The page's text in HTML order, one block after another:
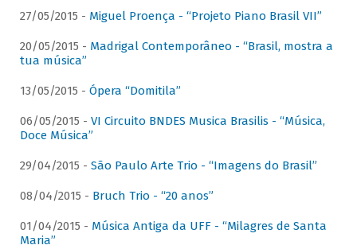
27/05/2015 - Miguel Proença - “Projeto Piano Brasil VII”
20/05/2015 - Madrigal Contemporâneo - “Brasil, mostra a
tua música”
13/05/2015 - Ópera “Domitila”
06/05/2015 - VI Circuito BNDES Musica Brasilis - “Música,
Doce Música”
29/04/2015 - São Paulo Arte Trio - “Imagens do Brasil”
08/04/2015 - Bruch Trio - “20 anos”
01/04/2015 - Música Antiga da UFF - “Milagres de Santa
Maria”